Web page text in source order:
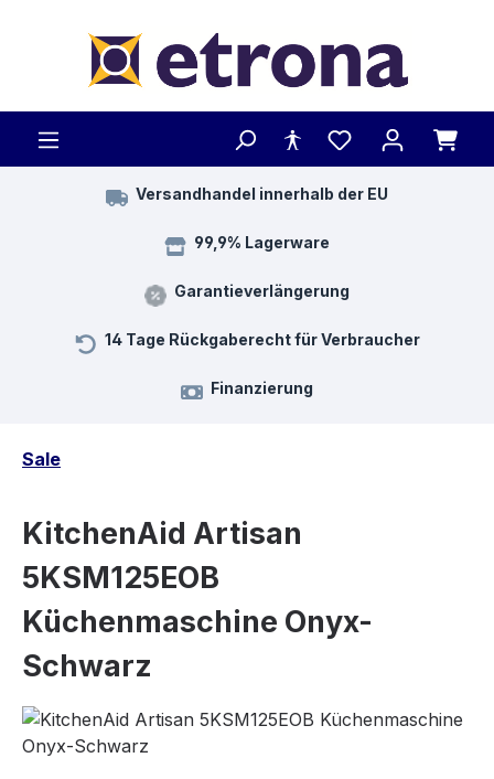
Versandhandel innerhalb der EU
99,9% Lagerware
Garantieverlängerung
14 Tage Rückgaberecht für Verbraucher
Finanzierung
Sale
KitchenAid Artisan
5KSM125EOB
Küchenmaschine Onyx-
Schwarz
Bildergalerie überspringen